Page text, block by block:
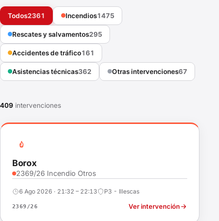
Todos2361 Incendios1475
Rescates y salvamentos295
Accidentes de tráfico161
Asistencias técnicas362 Otras intervenciones67
409 intervenciones
Borox
2369/26 Incendio Otros
6 Ago 2026 · 21:32 – 22:13 P3 - Illescas
2369/26 Ver intervención